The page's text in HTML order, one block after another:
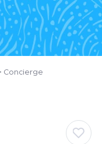
Concierge